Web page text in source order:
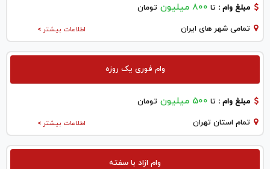
مبلغ وام : تا 800 میلیون تومان
اطلاعات بیشتر > تمامی شهر های ایران
وام فوری یک روزه
مبلغ وام : تا 500 میلیون تومان
اطلاعات بیشتر > تمام استان تهران
وام ازاد با سفته